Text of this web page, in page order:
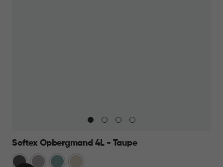
Softex Opbergmand 4L - Taupe
Antraciet
TaupeBlauwBeige